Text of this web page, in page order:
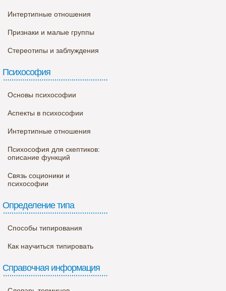
Интертипные отношения
Признаки и малые группы
Стереотипы и заблуждения
Психософия
Основы психософии
Аспекты в психософии
Интертипные отношения
Психософия для скептиков:
описание функций
Связь соционики и
психософии
Определение типа
Способы типирования
Как научиться типировать
Справочная информация